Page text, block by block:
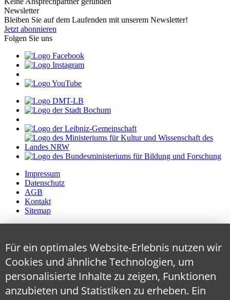
Newsletter
Bleiben Sie auf dem Laufenden mit unserem Newsletter!
Jetzt abonnieren
Folgen Sie uns
Impressum
Datenschutz
AGB
Kontakt
Sitemap
Für ein optimales Website-Erlebnis nutzen wir
Cookies und ähnliche Technologien, um
personalisierte Inhalte zu zeigen, Funktionen
anzubieten und Statistiken zu erheben. Ein